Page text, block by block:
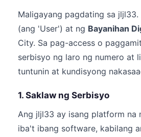
Maligayang pagdating sa
(ang 'User') at ng Bayanihan
City. Sa pag-access o
serbisyo ng laro ng numero at
tuntunin at kundisyong
1. Saklaw ng Serbisyo
Ang jljl33 ay isang platform na
iba't ibang software, kabilang